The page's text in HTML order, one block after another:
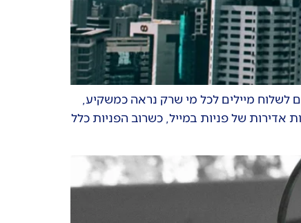
מיילים לכל מי שרק נראה כמשקיע,
אדירות של פניות במייל, כשרוב הפניות כלל